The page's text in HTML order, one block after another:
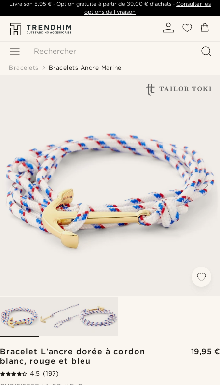
Rechercher
Livraison 5,95 €- Option gratuite à partir de 39,00 €d'achats -Consulter les
options de livraison
Bracelets Bracelets Ancre Marine
Bracelet L'ancre dorée à cordon
blanc, rouge et bleu
19,95 €
4.5 (197)